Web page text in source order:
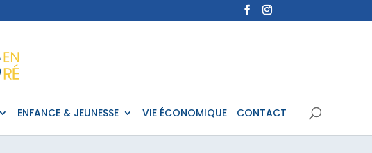
ENFANCE & JEUNESSE VIE ÉCONOMIQUE CONTACT